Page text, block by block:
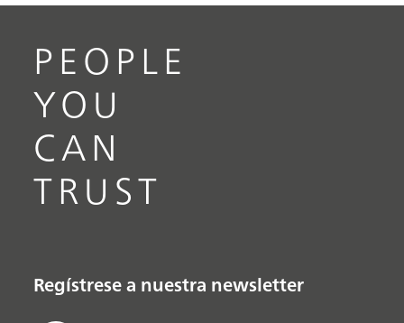
PEOPLE
YOU
CAN
TRUST
Regístrese a nuestra newsletter